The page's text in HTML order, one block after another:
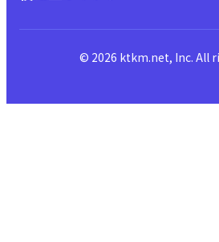
© 2026 ktkm.net, Inc. All